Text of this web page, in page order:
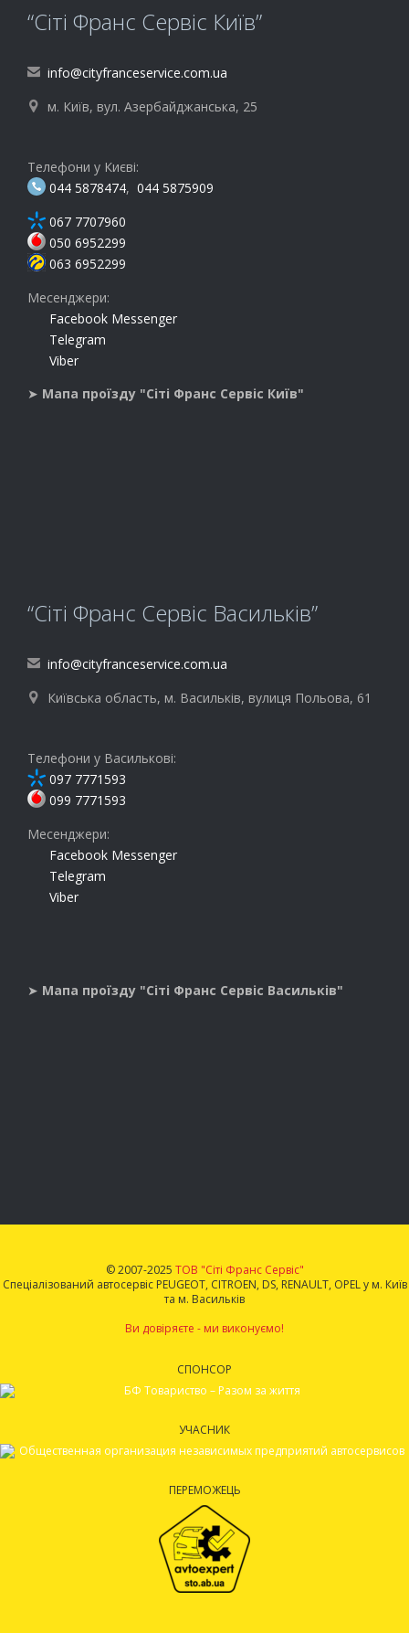
“Сіті Франс Сервіс Київ”
 info@cityfranceservice.com.ua
 м. Київ, вул. Азербайджанська, 25
Телефони у Києві:
044 5878474, 044 5875909
067 7707960
050 6952299
063 6952299
Месенджери:
Facebook Messenger
Telegram
Viber
➤ Мапа проїзду "Сіті Франс Сервіс Київ"
“Сіті Франс Сервіс Васильків”
 info@cityfranceservice.com.ua
 Київська область, м. Васильків, вулиця Польова, 61
Телефони у Василькові:
097 7771593
099 7771593
Месенджери:
Facebook Messenger
Telegram
Viber
➤ Мапа проїзду "Сіті Франс Сервіс Васильків"
© 2007-2025 ТОВ "Сіті Франс Сервіс"
Спеціалізований автосервіс PEUGEOT, CITROEN, DS, RENAULT, OPEL у м. Київ
та м. Васильків
Ви довіряєте - ми виконуємо!
СПОНСОР
УЧАСНИК
ПЕРЕМОЖЕЦЬ